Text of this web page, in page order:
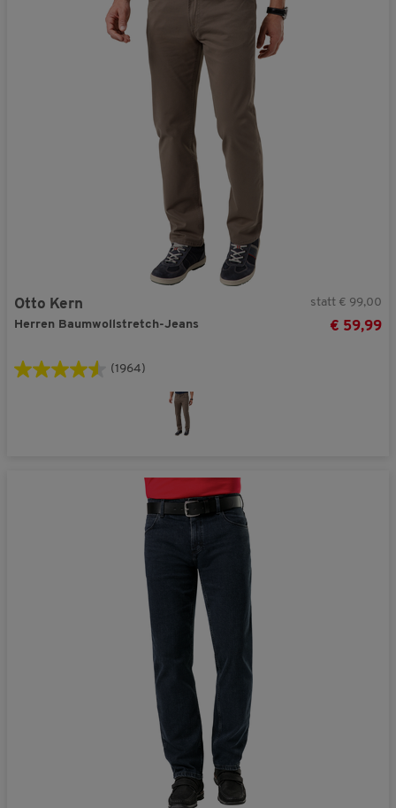
Otto Kern
Herren Baumwollstretch-Jeans
statt € 99,00
€ 59,99
(1964)